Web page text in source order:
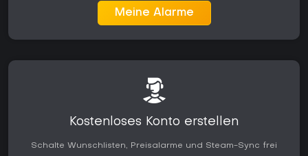
Meine Alarme
Kostenloses Konto erstellen
Schalte Wunschlisten, Preisalarme und Steam-Sync frei